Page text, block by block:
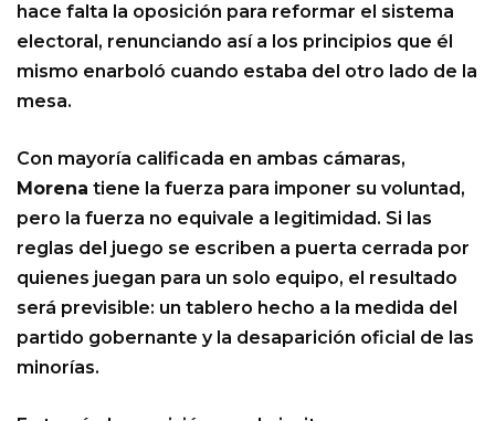
hace falta la oposición para reformar el sistema
electoral, renunciando así a los principios que él
mismo enarboló cuando estaba del otro lado de la
mesa.
Con mayoría calificada en ambas cámaras,
Morena tiene la fuerza para imponer su voluntad,
pero la fuerza no equivale a legitimidad. Si las
reglas del juego se escriben a puerta cerrada por
quienes juegan para un solo equipo, el resultado
será previsible: un tablero hecho a la medida del
partido gobernante y la desaparición oficial de las
minorías.